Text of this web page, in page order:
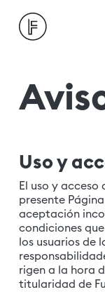
Uso y
El uso y
presente
aceptación
condiciones
los usuarios de
rigen a la hora
titularidad de